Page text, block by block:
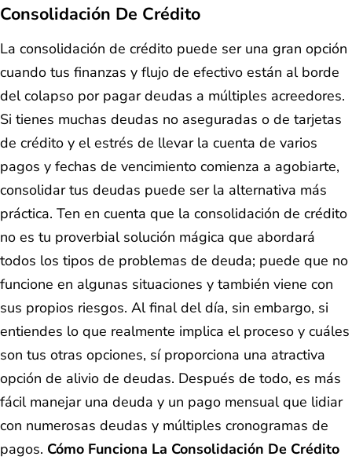
Consolidación De Crédito
La consolidación de crédito puede ser una gran opción
cuando tus finanzas y flujo de efectivo están al borde
del colapso por pagar deudas a múltiples acreedores.
Si tienes muchas deudas no aseguradas o de tarjetas
de crédito y el estrés de llevar la cuenta de varios
pagos y fechas de vencimiento comienza a agobiarte,
consolidar tus deudas puede ser la alternativa más
práctica. Ten en cuenta que la consolidación de crédito
no es tu proverbial solución mágica que abordará
todos los tipos de problemas de deuda; puede que no
funcione en algunas situaciones y también viene con
sus propios riesgos. Al final del día, sin embargo, si
entiendes lo que realmente implica el proceso y cuáles
son tus otras opciones, sí proporciona una atractiva
opción de alivio de deudas. Después de todo, es más
fácil manejar una deuda y un pago mensual que lidiar
con numerosas deudas y múltiples cronogramas de
pagos. Cómo Funciona La Consolidación De Crédito